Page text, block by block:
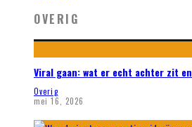
OVERIG
Viral gaan: wat er echt achter zit
Overig
mei 16, 2026